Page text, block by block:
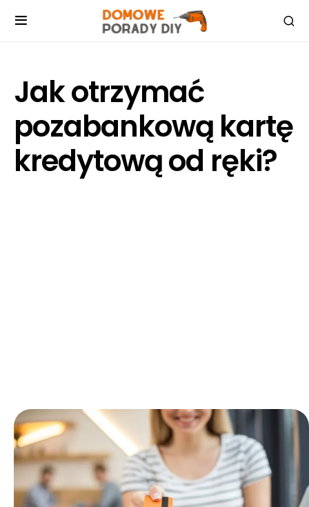
Jak otrzymać
pozabankową kartę
kredytową od ręki?